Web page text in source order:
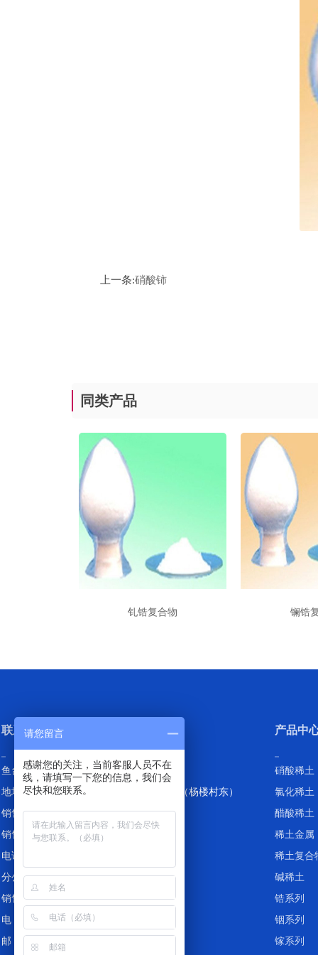
上一条:硝酸铈
同类产品
钆锆复合物 镧锆
联系我们
鱼台齐鑫化工有限公司
地址：山东 济宁 鱼台县 张黄镇工业园区（杨楼村东）
销售经理：宋艳峰 18353763666
销售经理：刘 伟 18766875599
电话：0537-6082777
分公司：济宁镧系化工有限公司
销售经理：刘福来 13562777609
电 话：0537-6225577
邮 箱：942488150@qq.com
产品中
硝酸稀土
氯化稀土
醋酸稀土
稀土金属
稀土复合
碱稀土
锆系列
铟系列
镓系列
请您留言
感谢您的关注，当前客服人员不在
线，请填写一下您的信息，我们会
尽快和您联系。